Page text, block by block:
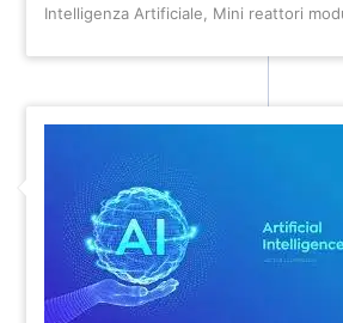
Intelligenza Artificiale
Mini reattori